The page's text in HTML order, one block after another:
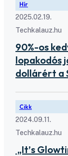
Hír
2025.02.19.
Techkalauz.hu
90%-os
lopakodós
dollárért a
Cikk
2024.09.11.
Techkalauz.hu
„It’s